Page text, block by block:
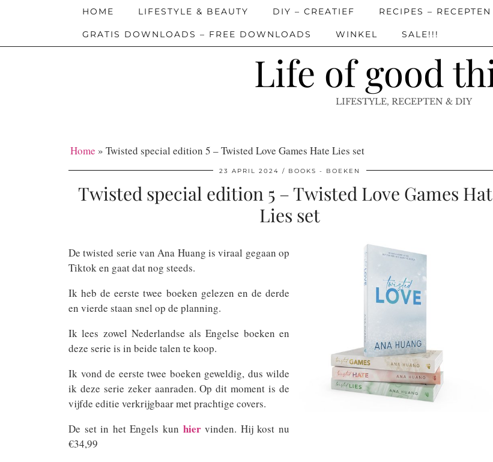
Life of good
LIFESTYLE, RECEPTEN & DIY
HOME LIFESTYLE & BEAUTY DIY – CREATIEF RECIPES – RECEPTEN
GRATIS DOWNLOADS – FREE DOWNLOADS WINKEL SALE!!!
Home » Twisted special edition 5 – Twisted Love Games Hate Lies set
23 APRIL 2024 BOOKS - BOEKEN
Twisted special edition 5 – Twisted Love Games
Lies set
De twisted serie van Ana Huang is viraal gegaan op
Tiktok en gaat dat nog steeds.
Ik heb de eerste twee boeken gelezen en de derde
en vierde staan snel op de planning.
Ik lees zowel Nederlandse als Engelse boeken en
deze serie is in beide talen te koop.
Ik vond de eerste twee boeken geweldig, dus wilde
ik deze serie zeker aanraden. Op dit moment is de
vijfde editie verkrijgbaar met prachtige covers.
De set in het Engels kun hiervinden. Hij kost nu
€34,99